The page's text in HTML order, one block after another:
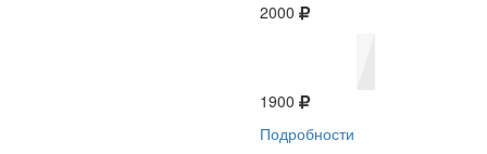
2000
1900
Подробности